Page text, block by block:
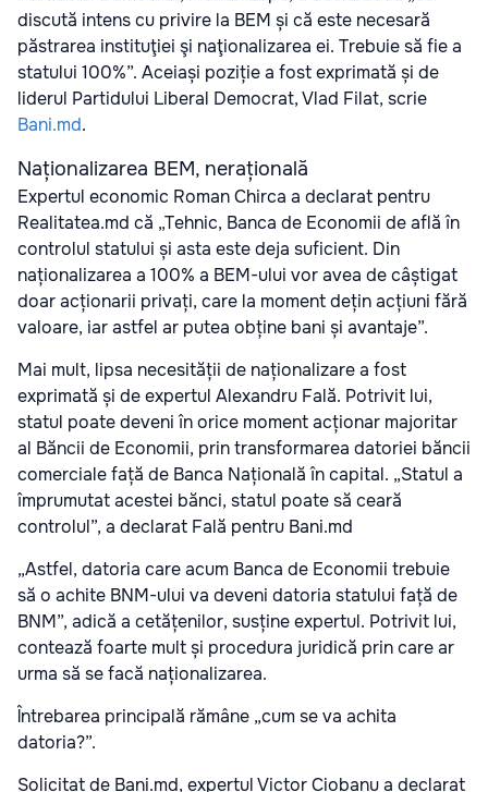
discută intens cu privire la BEM și că este necesară
păstrarea instituţiei şi naţionalizarea ei. Trebuie să fie a
statului 100%”. Aceiași poziție a fost exprimată și de
liderul Partidului Liberal Democrat, Vlad Filat, scrie
Bani.md.
Naționalizarea BEM, nerațională
Expertul economic Roman Chirca a declarat pentru
Realitatea.md că „Tehnic, Banca de Economii de află în
controlul statului și asta este deja suficient. Din
naționalizarea a 100% a BEM-ului vor avea de câștigat
doar acționarii privați, care la moment dețin acțiuni fără
valoare, iar astfel ar putea obține bani și avantaje”.
Mai mult, lipsa necesității de naționalizare a fost
exprimată și de expertul Alexandru Fală. Potrivit lui,
statul poate deveni în orice moment acționar majoritar
al Băncii de Economii, prin transformarea datoriei băncii
comerciale față de Banca Națională în capital. „Statul a
împrumutat acestei bănci, statul poate să ceară
controlul”, a declarat Fală pentru Bani.md
„Astfel, datoria care acum Banca de Economii trebuie
să o achite BNM-ului va deveni datoria statului față de
BNM”, adică a cetățenilor, susține expertul. Potrivit lui,
contează foarte mult și procedura juridică prin care ar
urma să se facă naționalizarea.
Întrebarea principală rămâne „cum se va achita
datoria?”.
Solicitat de Bani.md, expertul Victor Ciobanu a declarat